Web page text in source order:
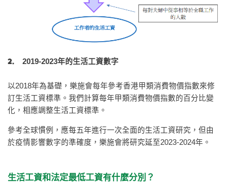
2. 2019-2023年的生活工資數字
以2018年為基礎，樂施會每年參考香港甲類消費物價指數來修
訂生活工資標準。我們計算每年甲類消費物價指數的百分比變
化，相應調整生活工資標準。
參考全球慣例，應每五年進行一次全面的生活工資研究，但由
於疫情影響數字的準確度，樂施會將研究延至2023-2024年。
生活工資和法定最低工資有什麼分別？